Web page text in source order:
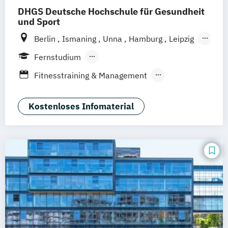
Pädagogik und Didaktik für
Gesundheitsberufe
Rettungswissenschaften Soziale Arbeit
DHGS Deutsche Hochschule für Gesundheit
und Sport
Berlin Ismaning Unna Hamburg
Leipzig
Köln
Frankfurt
Fernstudium
Berufsbegleitendes Präsenzstudium
Fitnesstraining & Management
Physician Assistant Physiotherapie
Positive Psychologie & Coaching
Sport und angewandte
Trainingswissenschaft (versch.
Schwerpunkte)
Kostenloses Infomaterial